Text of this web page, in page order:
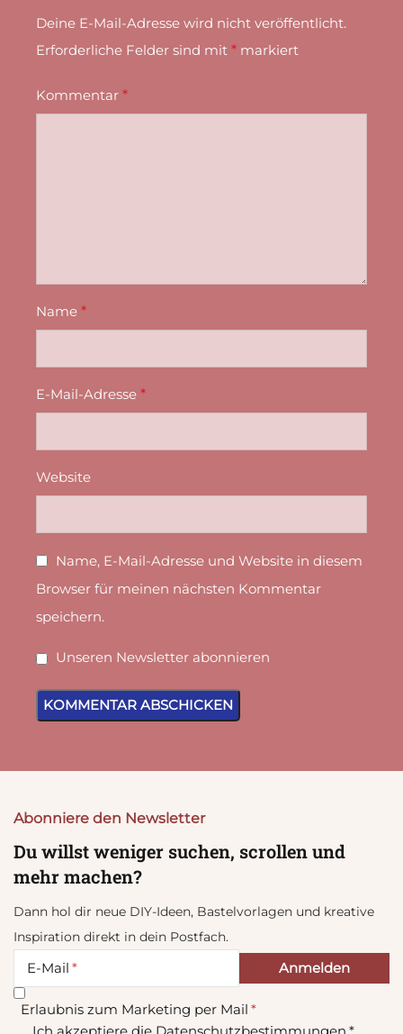
Deine E-Mail-Adresse wird nicht veröffentlicht.
Erforderliche Felder sind mit * markiert
Kommentar *
Name *
E-Mail-Adresse *
Website
Name, E-Mail-Adresse und Website in diesem
Browser für meinen nächsten Kommentar
speichern.
Unseren Newsletter abonnieren
Abonniere den Newsletter
Du willst weniger suchen, scrollen und
mehr machen?
Dann hol dir neue DIY-Ideen, Bastelvorlagen und kreative
Inspiration direkt in dein Postfach.
E-Mail
Erlaubnis zum Marketing per Mail